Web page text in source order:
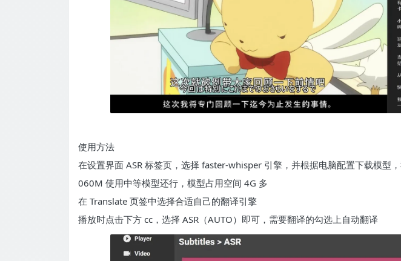
使用方法
在设置界面 ASR 标签页，选择 faster-whisper 引擎，并根据电脑配置下载模型
060M 使用中等模型还行，模型占用空间 4G 多
在 Translate 页签中选择合适自己的翻译引擎
播放时点击下方 cc，选择 ASR（AUTO）即可，需要翻译的勾选上自动翻译